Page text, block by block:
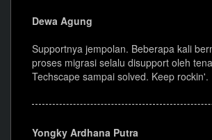
Dewa Agung
Supportnya jempolan. Beberapa kali
proses migrasi selalu disupport oleh
Techscape sampai solved. Keep rockin'.
Yongky Ardhana Putra